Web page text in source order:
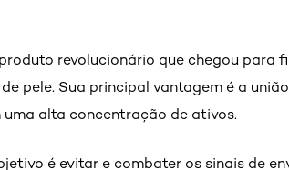
revolucionário que chegou
pele. Sua principal vantagem é a
uma alta concentração de ativos.
é evitar e combater os sinais de